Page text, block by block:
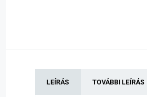
LEÍRÁS TOVÁBBI LEÍRÁS